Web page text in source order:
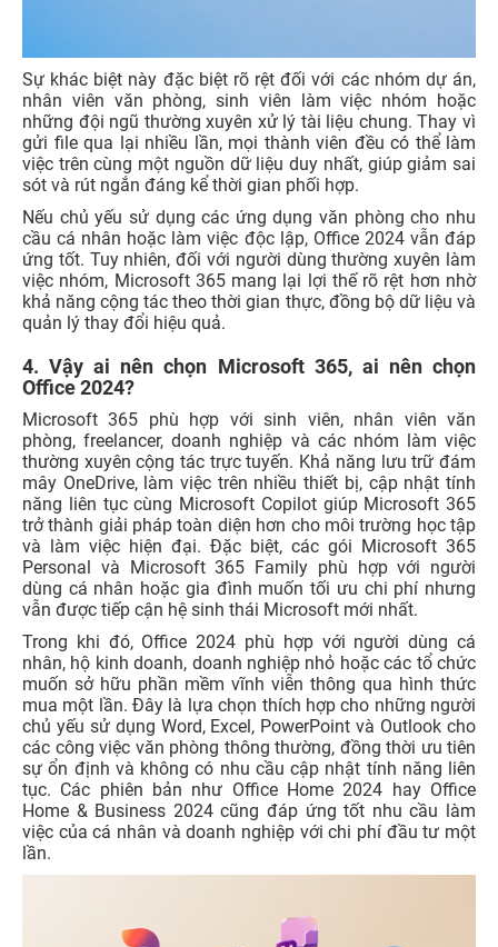
Sự khác biệt này đặc biệt rõ rệt đối với các nhóm dự án,
nhân viên văn phòng, sinh viên làm việc nhóm hoặc
những đội ngũ thường xuyên xử lý tài liệu chung. Thay vì
gửi file qua lại nhiều lần, mọi thành viên đều có thể làm
việc trên cùng một nguồn dữ liệu duy nhất, giúp giảm sai
sót và rút ngắn đáng kể thời gian phối hợp.
Nếu chủ yếu sử dụng các ứng dụng văn phòng cho nhu
cầu cá nhân hoặc làm việc độc lập, Office 2024 vẫn đáp
ứng tốt. Tuy nhiên, đối với người dùng thường xuyên làm
việc nhóm, Microsoft 365 mang lại lợi thế rõ rệt hơn nhờ
khả năng cộng tác theo thời gian thực, đồng bộ dữ liệu và
quản lý thay đổi hiệu quả.
4. Vậy ai nên chọn Microsoft 365, ai nên chọn
Office 2024?
Microsoft 365 phù hợp với sinh viên, nhân viên văn
phòng, freelancer, doanh nghiệp và các nhóm làm việc
thường xuyên cộng tác trực tuyến. Khả năng lưu trữ đám
mây OneDrive, làm việc trên nhiều thiết bị, cập nhật tính
năng liên tục cùng Microsoft Copilot giúp Microsoft 365
trở thành giải pháp toàn diện hơn cho môi trường học tập
và làm việc hiện đại. Đặc biệt, các gói Microsoft 365
Personal và Microsoft 365 Family phù hợp với người
dùng cá nhân hoặc gia đình muốn tối ưu chi phí nhưng
vẫn được tiếp cận hệ sinh thái Microsoft mới nhất.
Trong khi đó, Office 2024 phù hợp với người dùng cá
nhân, hộ kinh doanh, doanh nghiệp nhỏ hoặc các tổ chức
muốn sở hữu phần mềm vĩnh viễn thông qua hình thức
mua một lần. Đây là lựa chọn thích hợp cho những người
chủ yếu sử dụng Word, Excel, PowerPoint và Outlook cho
các công việc văn phòng thông thường, đồng thời ưu tiên
sự ổn định và không có nhu cầu cập nhật tính năng liên
tục. Các phiên bản như Office Home 2024 hay Office
Home & Business 2024 cũng đáp ứng tốt nhu cầu làm
việc của cá nhân và doanh nghiệp với chi phí đầu tư một
lần.